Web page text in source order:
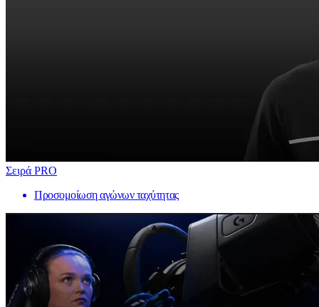
Σειρά PRO
Προσομοίωση αγώνων ταχύτητας